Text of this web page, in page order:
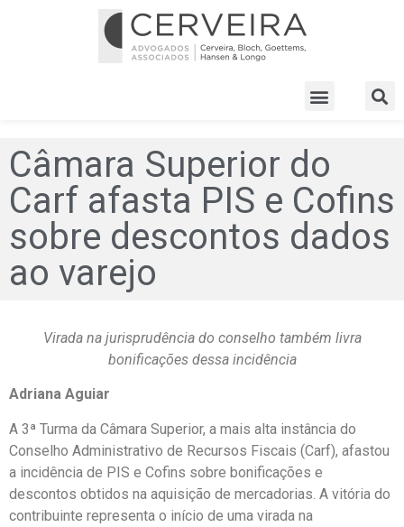
Câmara Superior do
Carf afasta PIS e Cofins
sobre descontos dados
ao varejo
Virada na jurisprudência do conselho também livra
bonificações dessa incidência
Adriana Aguiar
A 3ª Turma da Câmara Superior, a mais alta instância do
Conselho Administrativo de Recursos Fiscais (Carf), afastou
a incidência de PIS e Cofins sobre bonificações e
descontos obtidos na aquisição de mercadorias. A vitória do
contribuinte representa o início de uma virada na